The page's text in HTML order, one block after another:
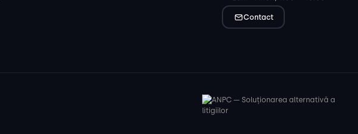
Contact